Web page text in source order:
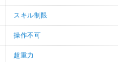
スキル制限
操作不可
超重力